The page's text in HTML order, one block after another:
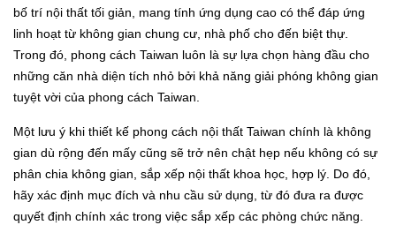
bố trí nội thất tối giản, mang tính ứng dụng cao có thể đáp ứng
linh hoạt từ không gian chung cư, nhà phố cho đến biệt thự.
Trong đó, phong cách Taiwan luôn là sự lựa chọn hàng đầu cho
những căn nhà diện tích nhỏ bởi khả năng giải phóng không gian
tuyệt vời của phong cách Taiwan.
Một lưu ý khi thiết kế phong cách nội thất Taiwan chính là không
gian dù rộng đến mấy cũng sẽ trở nên chật hẹp nếu không có sự
phân chia không gian, sắp xếp nội thất khoa học, hợp lý. Do đó,
hãy xác định mục đích và nhu cầu sử dụng, từ đó đưa ra được
quyết định chính xác trong việc sắp xếp các phòng chức năng.